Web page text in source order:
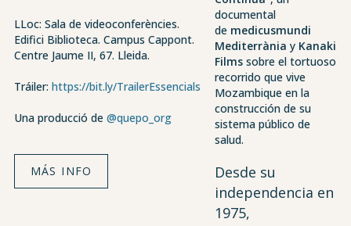
LLoc: Sala de videoconferències.
Edifici Biblioteca. Campus Cappont.
Centre Jaume II, 67. Lleida.
Tráiler: https://bit.ly/TrailerEssencials
Una producció de @quepo_org
MÁS INFO
documental
de medicusmundi
Mediterrània y Kanaki
Films sobre el tortuoso
recorrido que vive
Mozambique en la
construcción de su
sistema público de
salud.
Desde su
independencia en
1975,